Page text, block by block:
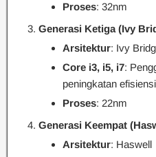
Proses: 32nm
Generasi Ketiga (Ivy
Arsitektur: Ivy
Core i3, i5, i7:
peningkatan
Proses: 22nm
Generasi Keempat
Arsitektur: Haswell